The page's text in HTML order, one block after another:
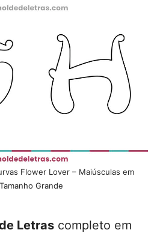
Flower Lover – Maiúsculas em
Tamanho Grande
Letras completo em